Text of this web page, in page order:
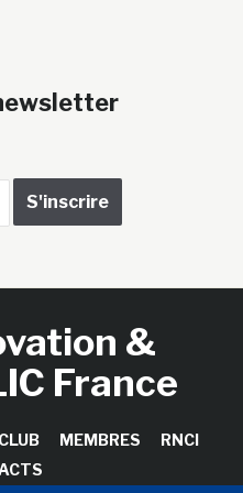
&
France
MEMBRES
RNCI